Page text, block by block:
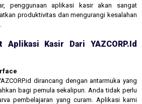
penggunaan aplikasi kasir akan sangat
produktivitas dan mengurangi kesalahan
Aplikasi Kasir Dari YAZCORP.id
dirancang dengan antarmuka yang
bagi pemula sekalipun. Anda tidak perlu
pembelajaran yang curam. Aplikasi kami